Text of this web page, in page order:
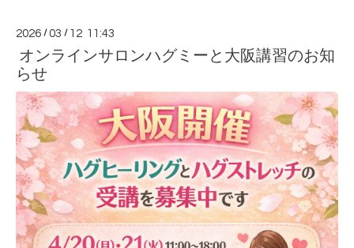
2026 /03 / 12 11:43
オンラインサロンハグミーと大阪講習のお知
らせ